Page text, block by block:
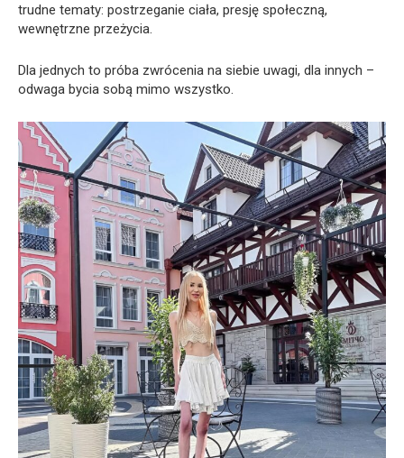
trudne tematy: postrzeganie ciała, presję społeczną,
wewnętrzne przeżycia.
Dla jednych to próba zwrócenia na siebie uwagi, dla innych –
odwaga bycia sobą mimo wszystko.